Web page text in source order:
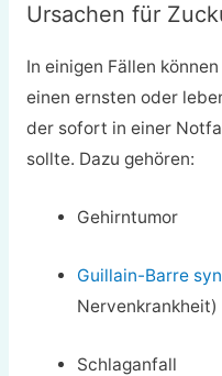
Ursachen für
In einigen Fällen
einen ernsten oder
der sofort in einer
sollte. Dazu gehören:
Gehirntumor
Guillain-Barre
Nervenkrankheit)
Schlaganfall